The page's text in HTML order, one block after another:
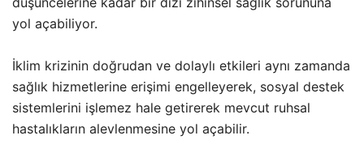
yol açabiliyor.
İklim krizinin doğrudan ve dolaylı etkileri aynı zamanda
sağlık hizmetlerine erişimi engelleyerek, sosyal destek
sistemlerini işlemez hale getirerek mevcut ruhsal
hastalıkların alevlenmesine yol açabilir.